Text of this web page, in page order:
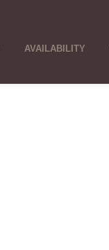
AVAILABILITY